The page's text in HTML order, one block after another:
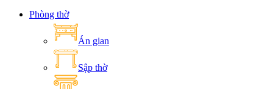
Phòng thờ
Án gian
Sập thờ